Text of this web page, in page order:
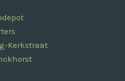
Kerkstraat